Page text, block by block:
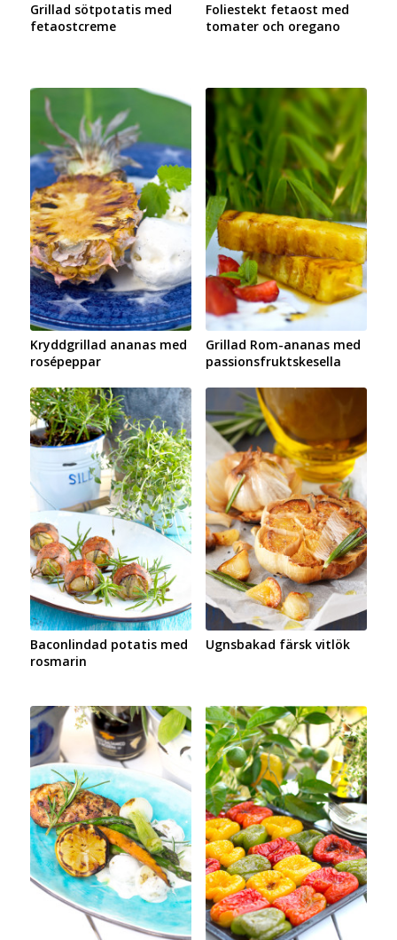
Grillad sötpotatis med
fetaostcreme
Foliestekt fetaost med
tomater och oregano
Kryddgrillad ananas med
rosépeppar
Grillad Rom-ananas med
passionsfruktskesella
Baconlindad potatis med
rosmarin
Ugnsbakad färsk vitlök